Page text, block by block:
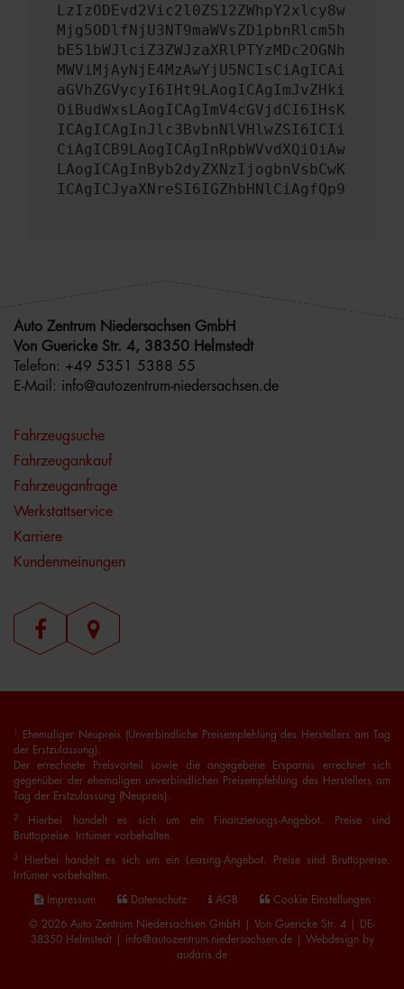
LzIzODEvd2Vic2l0ZS12ZWhpY2xlcy8w
Mjg5ODlfNjU3NT9maWVsZD1pbnRlcm5h
bE51bWJlciZ3ZWJzaXRlPTYzMDc2OGNh
MWViMjAyNjE4MzAwYjU5NCIsCiAgICAi
aGVhZGVycyI6IHt9LAogICAgImJvZHki
OiBudWxsLAogICAgImV4cGVjdCI6IHsK
ICAgICAgInJlc3BvbnNlVHlwZSI6ICIi
CiAgICB9LAogICAgInRpbWVvdXQiOiAw
LAogICAgInByb2dyZXNzIjogbnVsbCwK
ICAgICJyaXNreSI6IGZhbHNlCiAgfQp9
Auto Zentrum Niedersachsen GmbH
Von Guericke Str. 4, 38350 Helmstedt
Telefon: +49 5351 5388 55
E-Mail: info@autozentrum-niedersachsen.de
Fahrzeugsuche
Fahrzeugankauf
Fahrzeuganfrage
Werkstattservice
Karriere
Kundenmeinungen
1
Ehemaliger Neupreis (Unverbindliche Preisempfehlung des Herstellers am Tag
der Erstzulassung).
Der errechnete Preisvorteil sowie die angegebene Ersparnis errechnet sich
gegenüber der ehemaligen unverbindlichen Preisempfehlung des Herstellers am
Tag der Erstzulassung (Neupreis).
2
Hierbei handelt es sich um ein Finanzierungs-Angebot. Preise sind
Bruttopreise. Irrtümer vorbehalten.
3
Hierbei handelt es sich um ein Leasing-Angebot. Preise sind Bruttopreise.
Irrtümer vorbehalten.
Impressum Datenschutz AGB Cookie Einstellungen
© 2026 Auto Zentrum Niedersachsen GmbH | Von Guericke Str. 4 | DE-
38350 Helmstedt | info@autozentrum-niedersachsen.de | Webdesign by
audaris.de